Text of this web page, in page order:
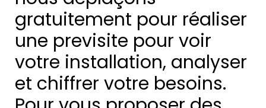
gratuitement pour réaliser
une previsite pour voir
votre installation, analyser
et chiffrer votre besoins.